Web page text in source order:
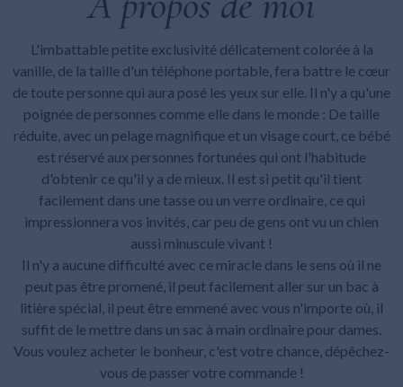
L'imbattable petite exclusivité délicatement colorée à la
vanille, de la taille d'un téléphone portable, fera battre le cœur
de toute personne qui aura posé les yeux sur elle. Il n'y a qu'une
poignée de personnes comme elle dans le monde : De taille
réduite, avec un pelage magnifique et un visage court, ce bébé
est réservé aux personnes fortunées qui ont l'habitude
d'obtenir ce qu'il y a de mieux. Il est si petit qu'il tient
facilement dans une tasse ou un verre ordinaire, ce qui
impressionnera vos invités, car peu de gens ont vu un chien
aussi minuscule vivant !
Il n'y a aucune difficulté avec ce miracle dans le sens où il ne
peut pas être promené, il peut facilement aller sur un bac à
litière spécial, il peut être emmené avec vous n'importe où, il
suffit de le mettre dans un sac à main ordinaire pour dames.
Vous voulez acheter le bonheur, c'est votre chance, dépêchez-
vous de passer votre commande !